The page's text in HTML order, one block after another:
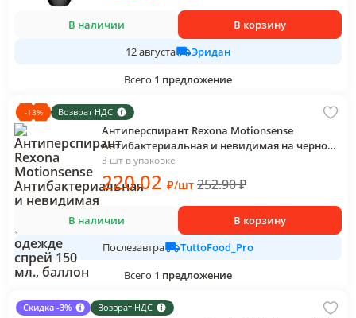
В наличии
В корзину
12 августа
Эридан
Всего 1 предложение
-13% Возврат НДС
Антиперспирант Rexona Motionsense
Антибактериальная и невидимая на черной
и белой одежде спрей 150 мл., баллон
3 шт в упаковке
220.02 ₽/шт 252.90₽
В наличии
В корзину
Послезавтра
TuttoFood_Pro
Всего 1 предложение
Скидка -3% Возврат НДС